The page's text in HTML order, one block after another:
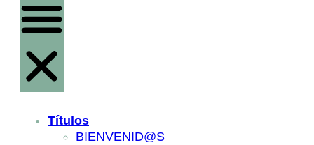
Títulos
BIENVENID@S